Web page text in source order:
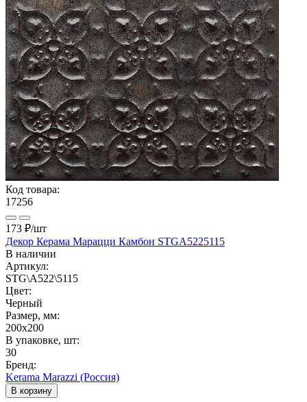
Код товара:
17256
173 ₽/шт
Декор Керама Марацци Камбон STGA5225115
В наличии
Артикул:
STG\A522\5115
Цвет:
Черный
Размер, мм:
200x200
В упаковке, шт:
30
Бренд:
Kerama Marazzi (Россия)
В корзину